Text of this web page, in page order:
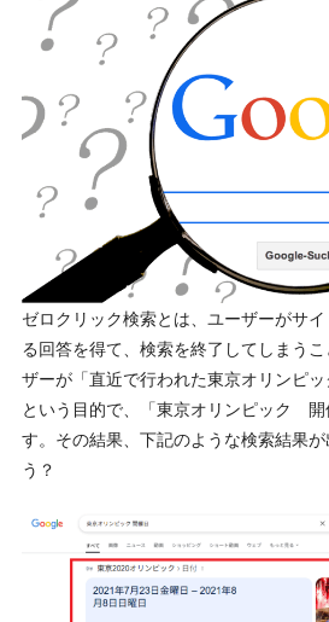
ゼロクリック検索とは、ユーザーがサ
る回答を得て、検索を終了してしまう
ザーが「直近で行われた東京オリンピッ
という目的で、「東京オリンピック 開
す。その結果、下記のような検索結果
う？